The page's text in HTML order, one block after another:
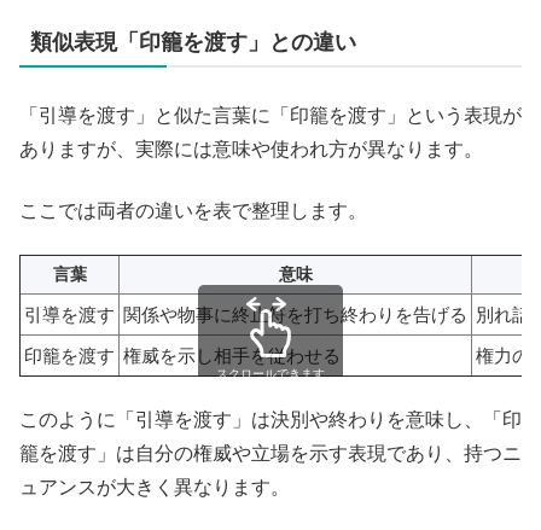
類似表現「印籠を渡す」との違い
「引導を渡す」と似た言葉に「印籠を渡す」という表現が
ありますが、実際には意味や使われ方が異なります。
ここでは両者の違いを表で整理します。
言葉 意味
引導を渡す 関係や物事に終止符を打ち終わりを告げる 別れ話
印籠を渡す 権威を示し相手を従わせる 権力の
スクロールできます
このように「引導を渡す」は決別や終わりを意味し、「印
籠を渡す」は自分の権威や立場を示す表現であり、持つニ
ュアンスが大きく異なります。